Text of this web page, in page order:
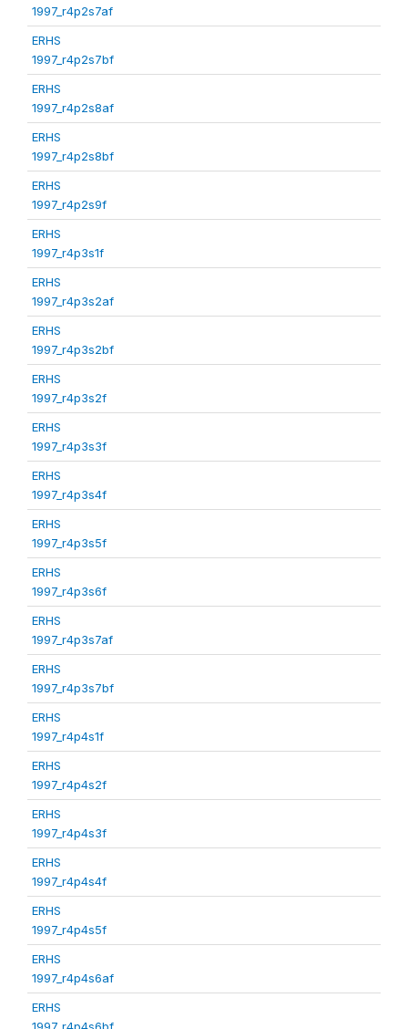
1997_r4p2s7af
ERHS
1997_r4p2s7bf
ERHS
1997_r4p2s8af
ERHS
1997_r4p2s8bf
ERHS
1997_r4p2s9f
ERHS
1997_r4p3s1f
ERHS
1997_r4p3s2af
ERHS
1997_r4p3s2bf
ERHS
1997_r4p3s2f
ERHS
1997_r4p3s3f
ERHS
1997_r4p3s4f
ERHS
1997_r4p3s5f
ERHS
1997_r4p3s6f
ERHS
1997_r4p3s7af
ERHS
1997_r4p3s7bf
ERHS
1997_r4p4s1f
ERHS
1997_r4p4s2f
ERHS
1997_r4p4s3f
ERHS
1997_r4p4s4f
ERHS
1997_r4p4s5f
ERHS
1997_r4p4s6af
ERHS
1997_r4p4s6bf